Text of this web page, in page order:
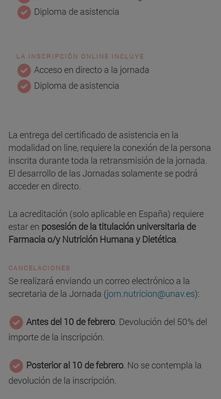
Diploma de asistencia
LA INSCRIPCIÓN ONLINE INCLUYE
Acceso en directo a la jornada
Diploma de asistencia
La entrega del certificado de asistencia en la
modalidad on line, requiere la conexión de la persona
inscrita durante toda la retransmisión de la jornada.
El desarrollo de las Jornadas solamente se podrá
acceder en directo.
La acreditación (solo aplicable en España) requiere
estar en posesión de la titulación universitaria de
Farmacia o/y Nutrición Humana y Dietética.
CANCELACIONES
Se realizará enviando un correo electrónico a la
secretaria de la Jornada (jorn.nutricion@unav.es):
Antes del 10 de febrero. Devolución del 50% del
importe de la inscripción.
Posterior al 10 de febrero. No se contempla la
devolución de la inscripción.